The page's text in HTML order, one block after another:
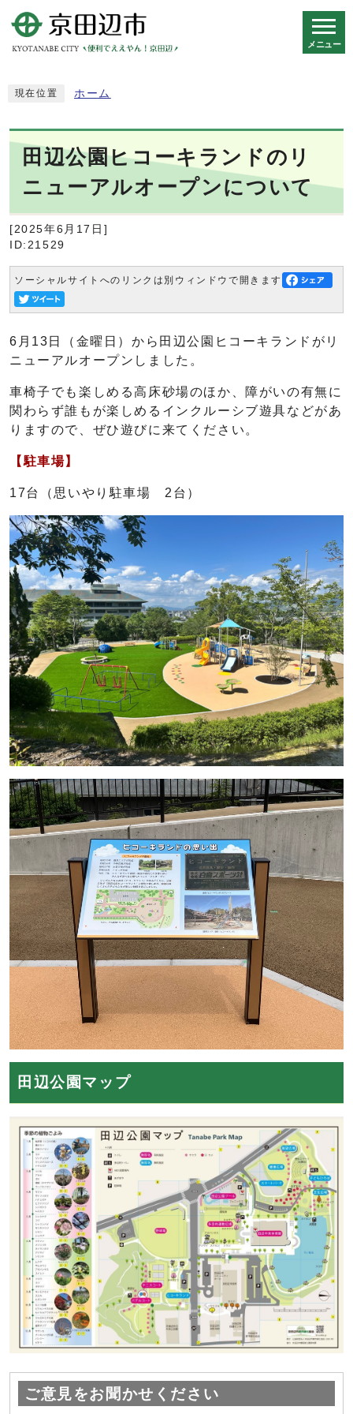
メニュー
現在位置 ホーム
田辺公園ヒコーキランドのリ
ニューアルオープンについて
[2025年6月17日]
ID:21529
ソーシャルサイトへのリンクは別ウィンドウで開きます
6月13日（金曜日）から田辺公園ヒコーキランドがリ
ニューアルオープンしました。
車椅子でも楽しめる高床砂場のほか、障がいの有無に
関わらず誰もが楽しめるインクルーシブ遊具などがあ
りますので、ぜひ遊びに来てください。
【駐車場】
17台（思いやり駐車場 2台）
田辺公園マップ
ご意見をお聞かせください